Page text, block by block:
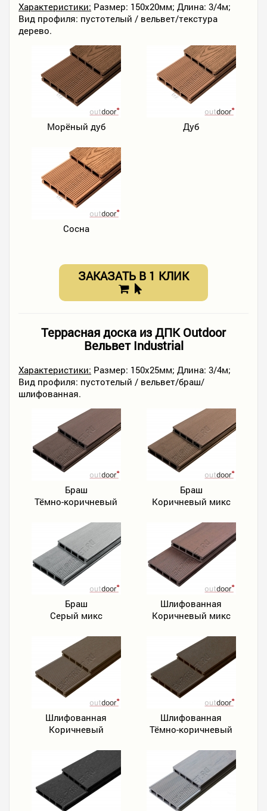
Характеристики: Размер: 150х20мм; Длина: 3/4м;
Вид профиля: пустотелый / вельвет/текстура
дерево.
Морёный дуб Дуб
Сосна
ЗАКАЗАТЬ В 1 КЛИК
Террасная доска из ДПК Outdoor
Вельвет Industrial
Характеристики: Размер: 150х25мм; Длина: 3/4м;
Вид профиля: пустотелый / вельвет/браш/
шлифованная.
Браш
Тёмно-коричневый
Браш
Коричневый микс
Браш
Серый микс
Шлифованная
Коричневый микс
Шлифованная
Коричневый
Шлифованная
Тёмно-коричневый